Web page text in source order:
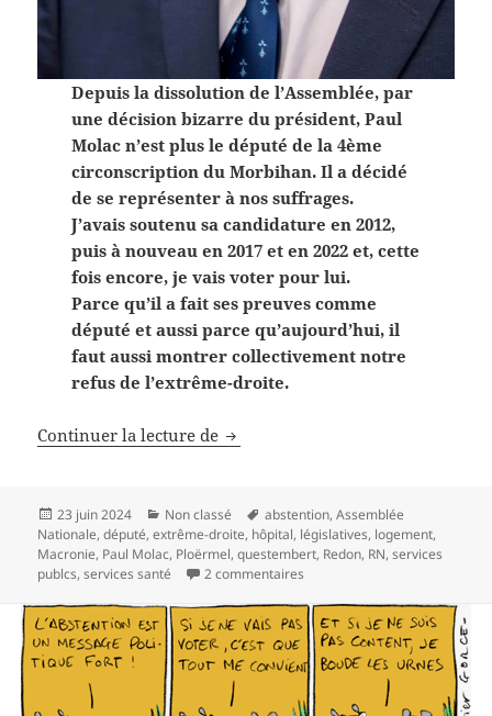
Depuis la dissolution de l’Assemblée, par
une décision bizarre du président, Paul
Molac n’est plus le député de la 4ème
circonscription du Morbihan. Il a décidé
de se représenter à nos suffrages.
J’avais soutenu sa candidature en 2012,
puis à nouveau en 2017 et en 2022 et, cette
fois encore, je vais voter pour lui.
Parce qu’il a fait ses preuves comme
député et aussi parce qu’aujourd’hui, il
faut aussi montrer collectivement notre
refus de l’extrême-droite.
Continuer la lecture de Quand on a un bon député…
Publié
le
23 juin 2024 Catégories
Non classé
Mots-
clés
abstention,Assemblée
Nationale,député,extrême-droite, hôpital, législatives, logement,
Macronie, Paul Molac, Ploërmel,questembert, Redon, RN,services
publcs,services santé 2 commentaires